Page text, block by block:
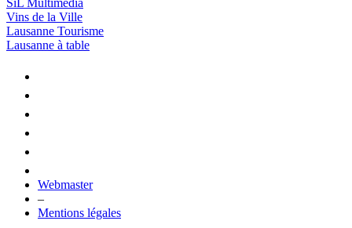
SiL Multimédia
Vins de la Ville
Lausanne Tourisme
Lausanne à table
Webmaster
–
Mentions légales